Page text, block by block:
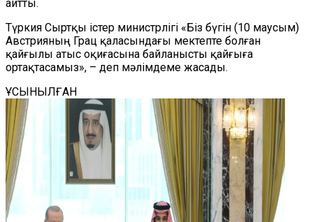
айтты.
Түркия Сыртқы істер министрлігі «Біз бүгін (10 маусым)
Австрияның Грац қаласындағы мектепте болған
қайғылы атыс оқиғасына байланысты қайғыға
ортақтасамыз», – деп мәлімдеме жасады.
ҰСЫНЫЛҒАН